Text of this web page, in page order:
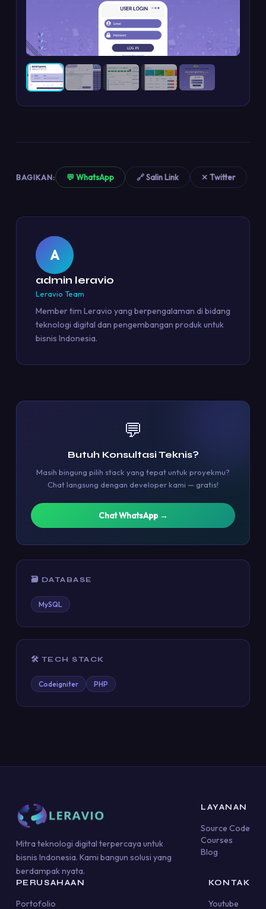
BAGIKAN: 💬 WhatsApp 🔗 Salin Link ✕ Twitter
A
admin leravio
Leravio Team
Member tim Leravio yang berpengalaman di bidang
teknologi digital dan pengembangan produk untuk
bisnis Indonesia.
💬
Butuh Konsultasi Teknis?
Masih bingung pilih stack yang tepat untuk proyekmu?
Chat langsung dengan developer kami — gratis!
Chat WhatsApp →
🗃️ DATABASE
MySQL
🛠️ TECH STACK
Codeigniter PHP
Mitra teknologi digital terpercaya untuk
bisnis Indonesia. Kami bangun solusi yang
berdampak nyata.
LAYANAN
Source Code
Courses
Blog
PERUSAHAAN
Portofolio
KONTAK
Youtube